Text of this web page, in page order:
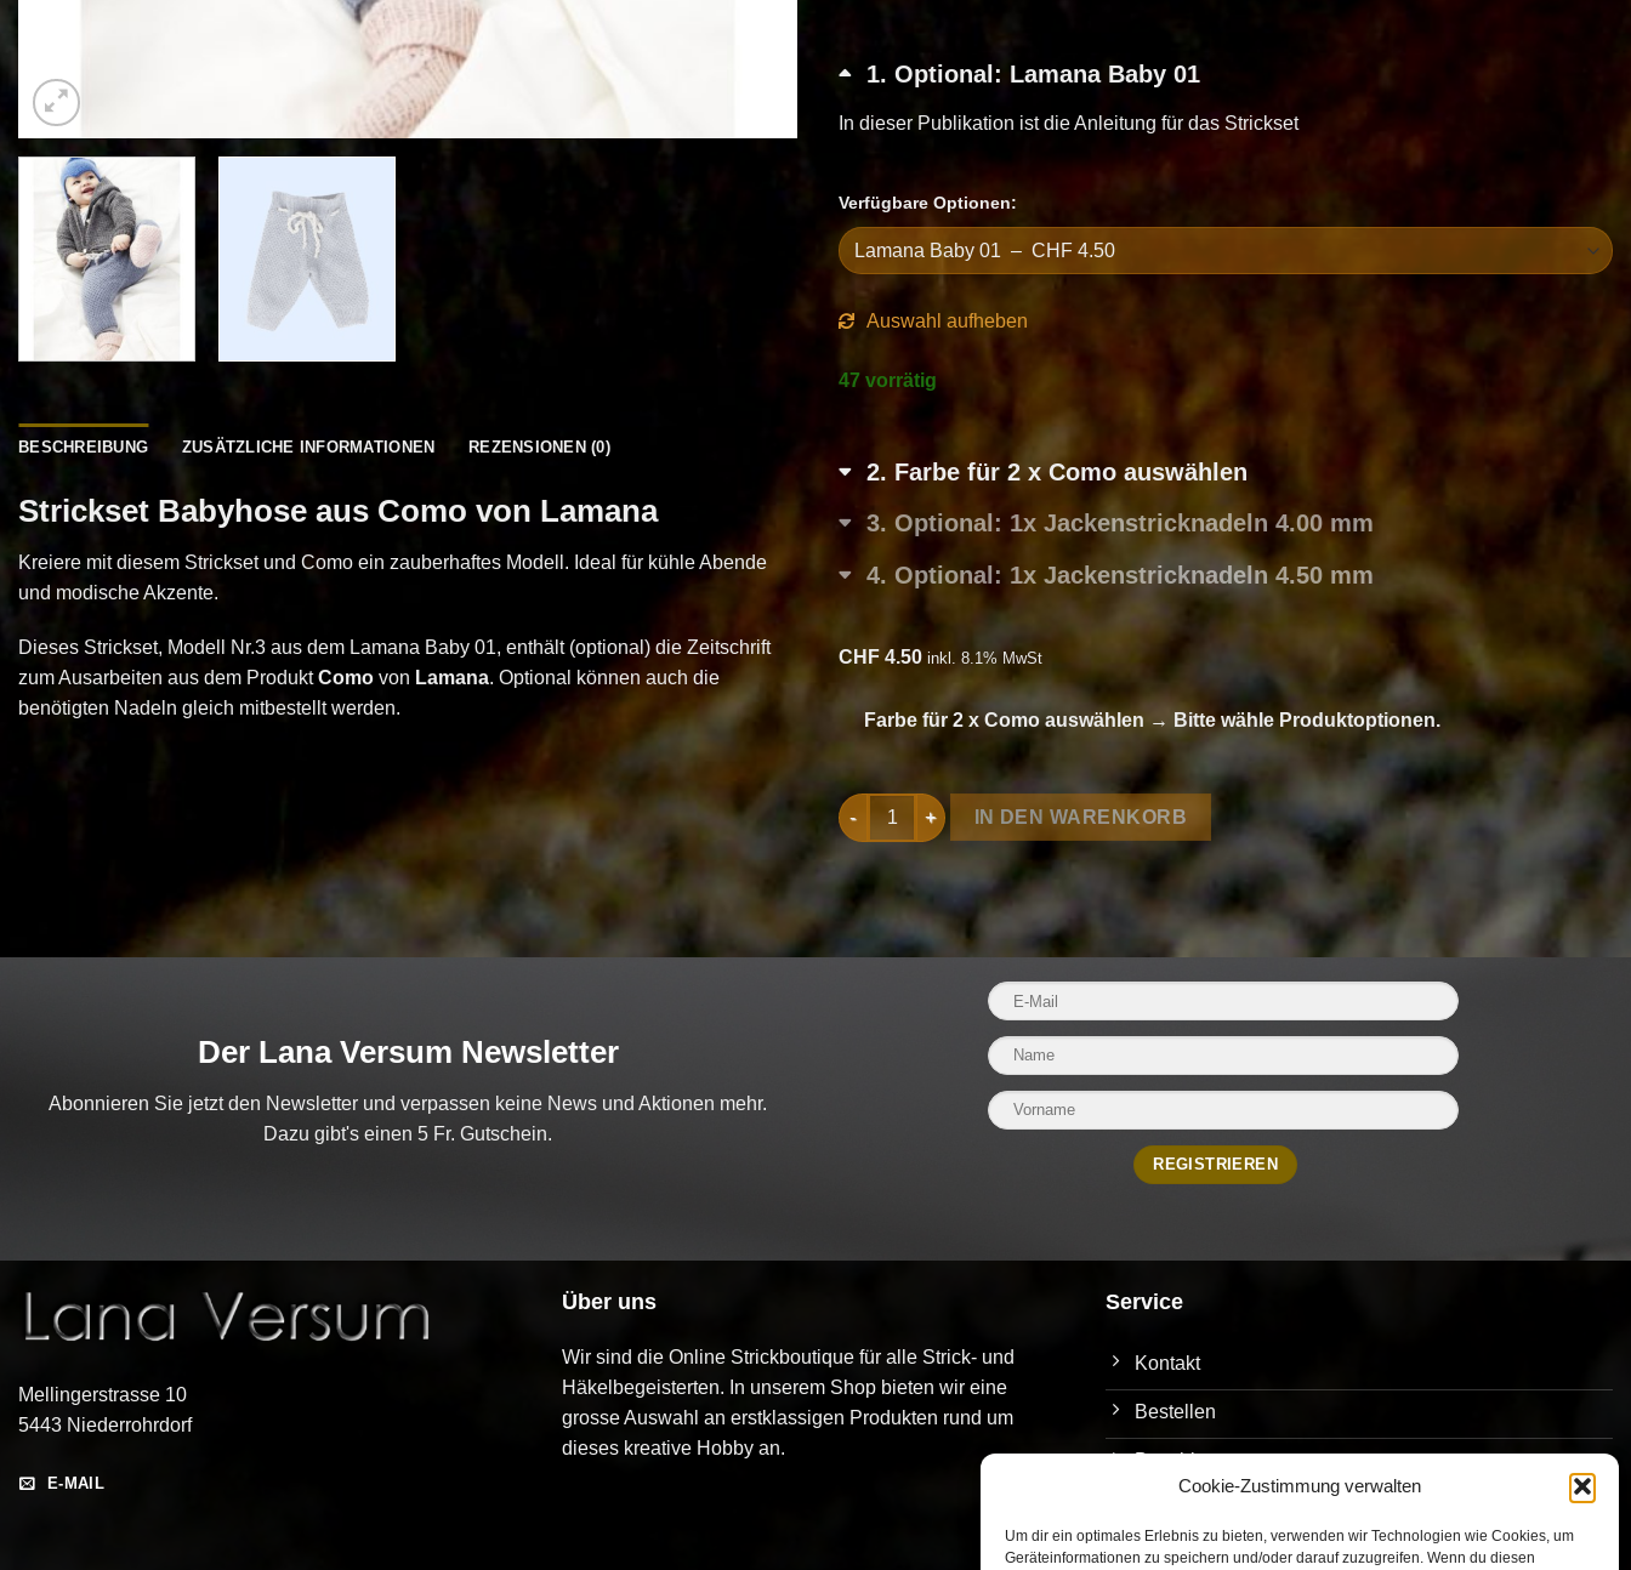
Cookie-Zustimmung verwalten
Um dir ein optimales Erlebnis zu bieten, verwenden wir Technologien wie Cookies, um
Geräteinformationen zu speichern und/oder darauf zuzugreifen. Wenn du diesen
BESCHREIBUNG ZUSÄTZLICHE INFORMATIONEN REZENSIONEN (0)
Strickset Babyhose aus Como von Lamana
Kreiere mit diesem Strickset und Como ein zauberhaftes Modell. Ideal für kühle Abende
und modische Akzente.
Dieses Strickset, Modell Nr.3 aus dem Lamana Baby 01, enthält (optional) die Zeitschrift
zum Ausarbeiten aus dem ProduktComo von Lamana. Optional können auch die
benötigten Nadeln gleich mitbestellt werden.
1 Optional: Lamana Baby 01
In dieser Publikation ist die Anleitung für das Strickset
Verfügbare Optionen:
Auswahl aufheben
47 vorrätig
2 Farbe für 2 x Como auswählen
3 Optional: 1x Jackenstricknadeln 4.00 mm
4 Optional: 1x Jackenstricknadeln 4.50 mm
CHF 4.50 inkl. 8.1% MwSt
Farbe für 2 x Como auswählen → Bitte wähle Produktoptionen.
Strickset Babyhose aus Como von Lamana Menge
IN DEN WARENKORB
Der Lana Versum Newsletter
Abonnieren Sie jetzt den Newsletter und verpassen keine News und Aktionen mehr.
Dazu gibt's einen 5 Fr. Gutschein.
Mellingerstrasse 10
5443 Niederrohrdorf
E-MAIL
Über uns
Wir sind die Online Strickboutique für alle Strick- und
Häkelbegeisterten. In unserem Shop bieten wir eine
grosse Auswahl an erstklassigen Produkten rund um
dieses kreative Hobby an.
Service
Kontakt
Bestellen
Bezahlen
Umtausch/Rückgabe